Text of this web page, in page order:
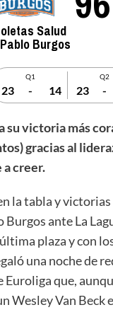
Salud
Burgos
Q1
23 - 14
Q2
23 -
su victoria más
gracias al
a creer.
la tabla y
Burgos ante La
plaza y con
una noche de
Euroliga que,
Wesley Van